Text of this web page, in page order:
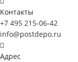
Контакты
+7 495 215-06-42
info@postdepo.ru
Адрес